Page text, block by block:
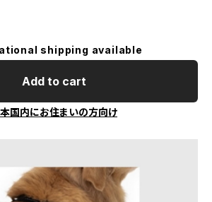
shipping available
Add to cart
国内にお住まいの方向け